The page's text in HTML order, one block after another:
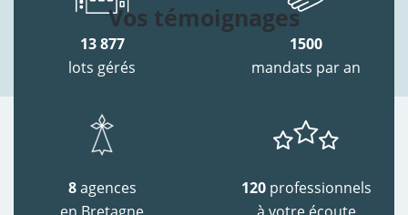
Vos témoignages
13 877
lots gérés
1500
mandats par an
8agences
120 professionnels